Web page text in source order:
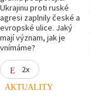
Ukrajinu proti ruské
agresi zaplnily české a
evropské ulice. Jaký
mají význam, jak je
vnímáme?
2x
AKTUALITY